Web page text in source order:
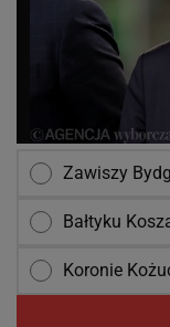
Zawiszy
Bałtyku
Koronie